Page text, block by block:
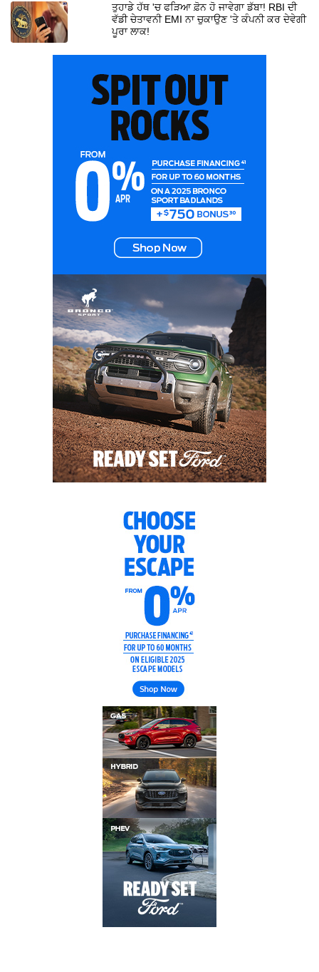
ਤੁਹਾਡੇ ਹੱਥ 'ਚ ਫੜਿਆ ਫ਼ੋਨ ਹੋ ਜਾਵੇਗਾ ਡੱਬਾ! RBI ਦੀ
ਵੱਡੀ ਚੇਤਾਵਨੀ EMI ਨਾ ਚੁਕਾਉਣ 'ਤੇ ਕੰਪਨੀ ਕਰ ਦੇਵੇਗੀ
ਪੂਰਾ ਲਾਕ!